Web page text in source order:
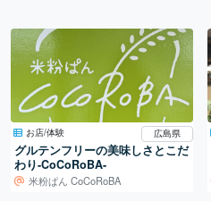
お店/体験 広島県
グルテンフリーの美味しさとこだ
わり-CoCoRoBA-
米粉ぱん CoCoRoBA